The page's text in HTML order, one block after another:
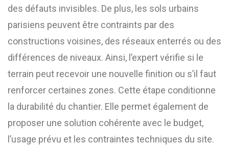
des défauts invisibles. De plus, les sols urbains
parisiens peuvent être contraints par des
constructions voisines, des réseaux enterrés ou des
différences de niveaux. Ainsi, l’expert vérifie si le
terrain peut recevoir une nouvelle finition ou s’il faut
renforcer certaines zones. Cette étape conditionne
la durabilité du chantier. Elle permet également de
proposer une solution cohérente avec le budget,
l’usage prévu et les contraintes techniques du site.